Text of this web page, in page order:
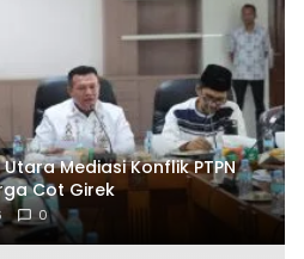
Mediasi Konflik PTPN
Cot Girek
0